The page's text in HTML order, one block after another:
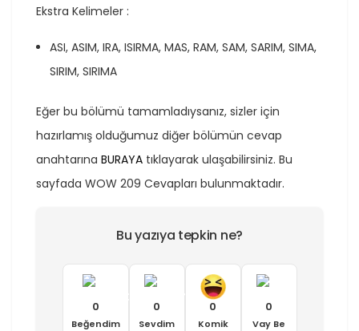
Ekstra Kelimeler :
ASI, ASIM, IRA, ISIRMA, MAS, RAM, SAM, SARIM, SIMA,
SIRIM, SIRIMA
Eğer bu bölümü tamamladıysanız, sizler için
hazırlamış olduğumuz diğer bölümün cevap
anahtarına BURAYA tıklayarak ulaşabilirsiniz. Bu
sayfada WOW 209 Cevapları bulunmaktadır.
Bu yazıya tepkin ne?
0
Beğendim
0
Sevdim
0
Komik
0
Vay Be